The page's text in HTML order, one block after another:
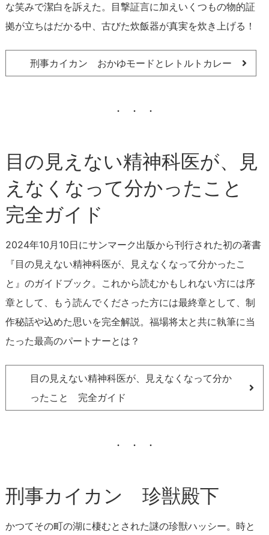
な笑みで潔白を訴えた。目撃証言に加えいくつもの物的証
拠が立ちはだかる中、古びた炊飯器が真実を炊き上げる！
刑事カイカン おかゆモードとレトルトカレー
目の見えない精神科医が、見
えなくなって分かったこと
完全ガイド
2024年10月10日にサンマーク出版から刊行された初の著書
『目の見えない精神科医が、見えなくなって分かったこ
と』のガイドブック。これから読むかもしれない方には序
章として、もう読んでくださった方には最終章として、制
作秘話や込めた思いを完全解説。福場将太と共に執筆に当
たった最高のパートナーとは？
目の見えない精神科医が、見えなくなって分か
ったこと 完全ガイド
刑事カイカン 珍獣殿下
かつてその町の湖に棲むとされた謎の珍獣ハッシー。時と